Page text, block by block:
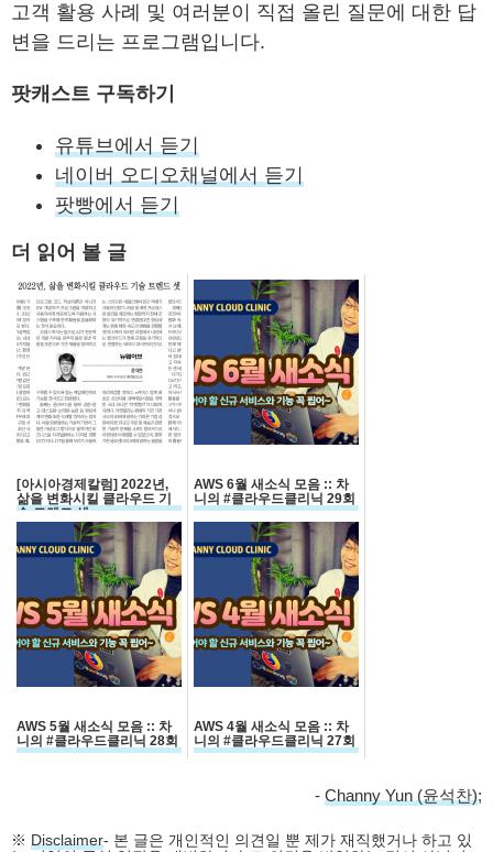
고객 활용 사례 및 여러분이 직접 올린 질문에 대한 답
변을 드리는 프로그램입니다.
팟캐스트 구독하기
유튜브에서 듣기
네이버 오디오채널에서 듣기
팟빵에서 듣기
더 읽어 볼 글
[아시아경제칼럼] 2022년,
삶을 변화시킬 클라우드 기
술 트렌드 셋
AWS 6월 새소식 모음 :: 차
니의 #클라우드클리닉​ 29회
AWS 5월 새소식 모음 :: 차
니의 #클라우드클리닉​ 28회
AWS 4월 새소식 모음 :: 차
니의 #클라우드클리닉​ 27회
- Channy Yun (윤석찬);
※ Disclaimer- 본 글은 개인적인 의견일 뿐 제가 재직했거나 하고 있